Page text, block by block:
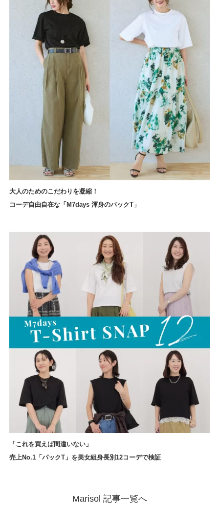
大人のためのこだわりを凝縮！
コーデ自由自在な「M7days 渾身のパックT」
「これを買えば間違いない」
売上No.1「パックT」を美女組身長別12コーデで検証
Marisol 記事一覧へ